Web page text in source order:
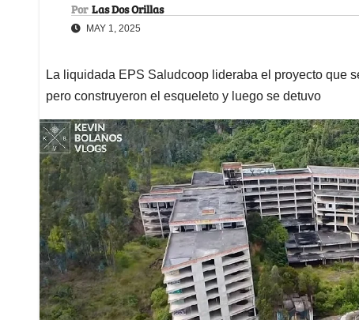
Por Las Dos Orillas
MAY 1, 2025
La liquidada EPS Saludcoop lideraba el proyecto que
pero construyeron el esqueleto y luego se detuvo